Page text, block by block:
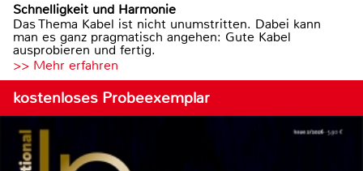
Schnelligkeit und Harmonie
Das Thema Kabel ist nicht unumstritten. Dabei kann
man es ganz pragmatisch angehen: Gute Kabel
ausprobieren und fertig.
>> Mehr erfahren
kostenloses Probeexemplar